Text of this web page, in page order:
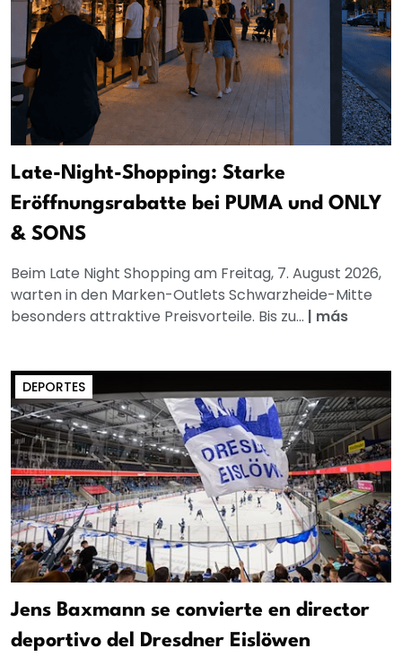
Late-Night-Shopping: Starke
Eröffnungsrabatte bei PUMA und ONLY
& SONS
Beim Late Night Shopping am Freitag, 7. August 2026,
warten in den Marken-Outlets Schwarzheide-Mitte
besonders attraktive Preisvorteile. Bis zu... | más
DEPORTES
Jens Baxmann se convierte en director
deportivo del Dresdner Eislöwen